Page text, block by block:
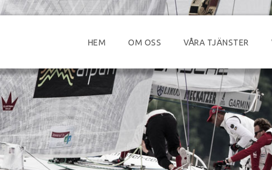
HEM OM OSS VÅRA TJÄNSTER